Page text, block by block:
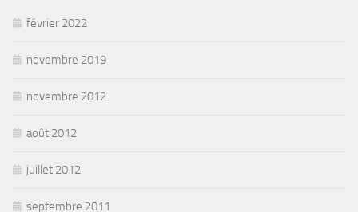
février 2022
novembre 2019
novembre 2012
août 2012
juillet 2012
septembre 2011